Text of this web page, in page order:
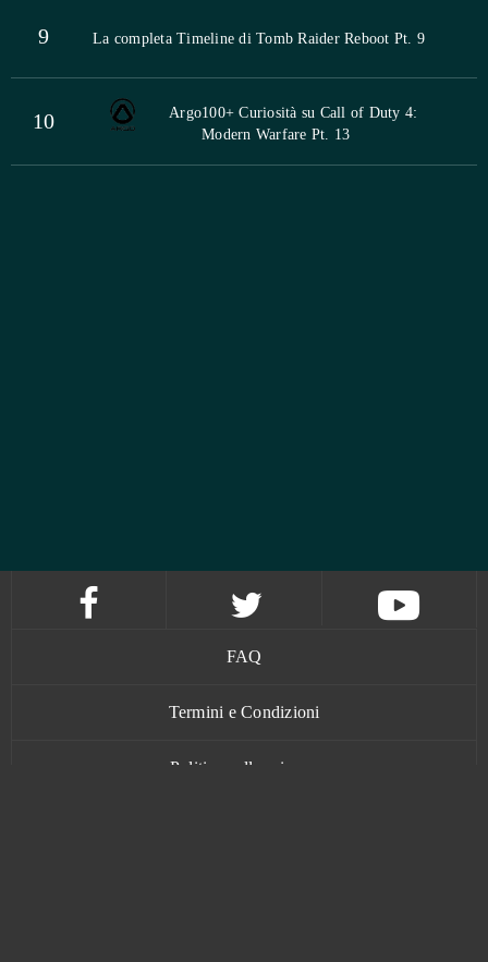
9 La completa Timeline di Tomb Raider Reboot Pt. 9
10 Argo100+ Curiosità su Call of Duty 4:
Modern Warfare Pt. 13
FAQ
Termini e Condizioni
Politica sulla privacy